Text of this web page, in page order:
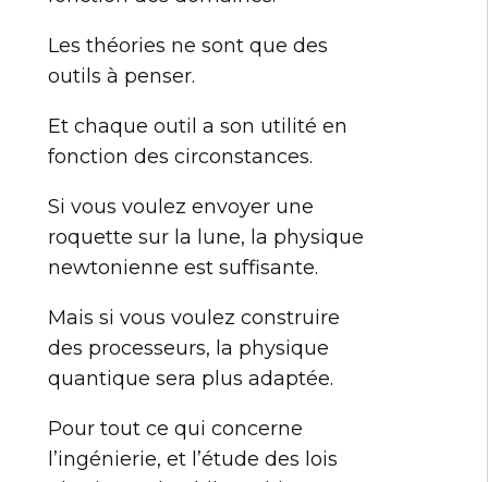
Les théories ne sont que des
outils à penser.
Et chaque outil a son utilité en
fonction des circonstances.
Si vous voulez envoyer une
roquette sur la lune, la physique
newtonienne est suffisante.
Mais si vous voulez construire
des processeurs, la physique
quantique sera plus adaptée.
Pour tout ce qui concerne
l’ingénierie, et l’étude des lois